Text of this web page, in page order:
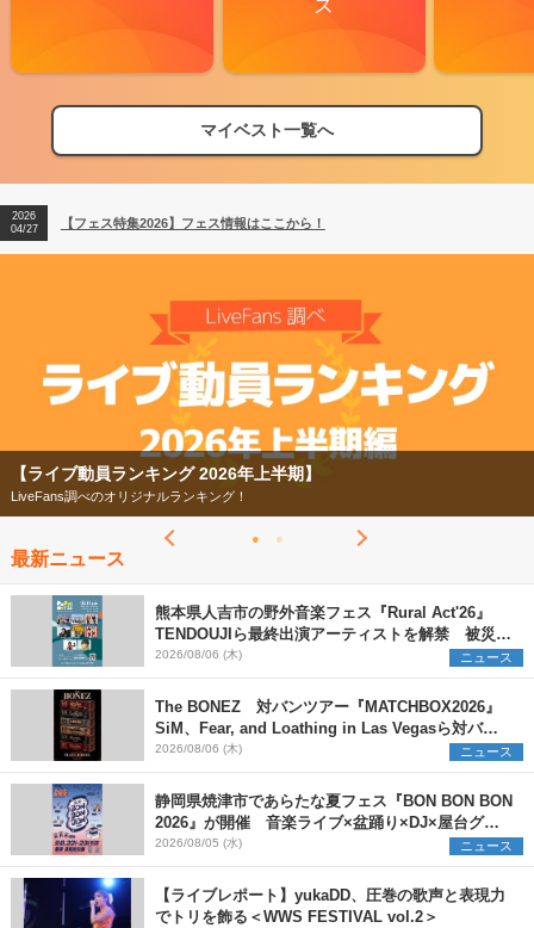
ズ
マイベスト一覧へ
【フェス特集2026】フェス情報はここから！
【ライブ動員ランキング】2026年上半期編発表！
2026
04/27
【フェス特集2026】フェス情報はここから！
2026
【ライブ動員ランキング 2026年上半期】
LiveFans調べのオリジナルランキング！
最新ニュース
熊本県人吉市の野外音楽フェス『Rural Act'26』
TENDOUJIら最終出演アーティストを解禁 被災地
支援プロジェクトの始動も発表
2026/08/06 (木) ニュース
The BONEZ 対バンツアー『MATCHBOX2026』
SiM、Fear, and Loathing in Las Vegasら対バン
アーティストを一斉解禁
2026/08/06 (木) ニュース
静岡県焼津市であらたな夏フェス『BON BON BON
2026』が開催 音楽ライブ×盆踊り×DJ×屋台グル
メ×ランタンナイトで彩る2日間
2026/08/05 (水) ニュース
【ライブレポート】yukaDD、圧巻の歌声と表現力
でトリを飾る＜WWS FESTIVAL vol.2＞